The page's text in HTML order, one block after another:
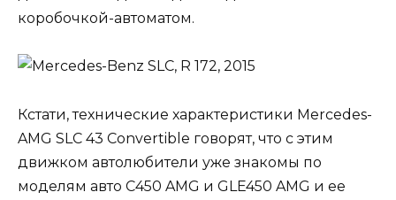
коробочкой-автоматом.
Кстати, технические характеристики Mercedes-
AMG SLC 43 Convertible говорят, что с этим
движком автолюбители уже знакомы по
моделям авто C450 AMG и GLE450 AMG и ее